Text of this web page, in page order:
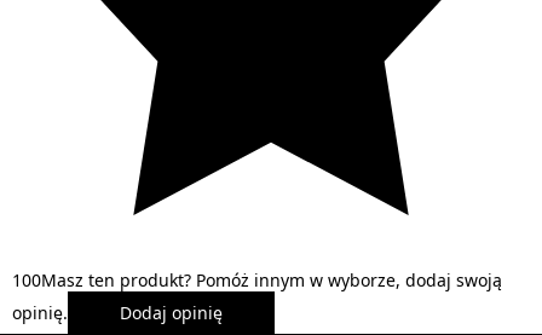
100Masz ten produkt? Pomóż innym w wyborze, dodaj swoją
opinię.
Dodaj opinię